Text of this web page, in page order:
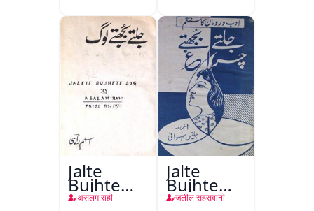
Jalte
Bujhte
Log
असलम राही
Jalte
Bujhte
Chiragh
जलील सहसवानी